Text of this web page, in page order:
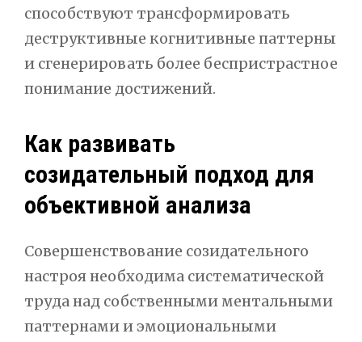
способствуют трансформировать
деструктивные когнитивные паттерны
и сгенерировать более беспристрастное
понимание достижений.
Как развивать
созидательный подход для
объективной анализа
Совершенствование созидательного
настроя необходима систематической
труда над собственными ментальными
паттернами и эмоциональными